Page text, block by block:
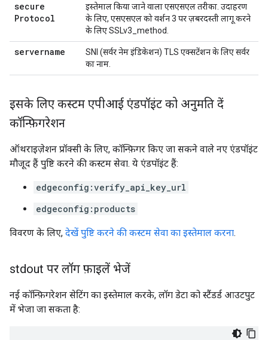
secure
Protocol
इस्तेमाल किया जाने वाला एसएसएल तरीका. उदाहरण
के लिए, एसएसएल को वर्शन 3 पर ज़बरदस्ती लागू करने
के लिए SSLv3_method.
servername
SNI (सर्वर नेम इंडिकेशन) TLS एक्सटेंशन के लिए सर्वर
का नाम.
इसके लिए कस्टम एपीआई एंडपॉइंट को अनुमति दें
कॉन्फ़िगरेशन
ऑथराइज़ेशन प्रॉक्सी के लिए, कॉन्फ़िगर किए जा सकने वाले नए एंडपॉइंट
मौजूद हैं पुष्टि करने की कस्टम सेवा. ये एंडपॉइंट हैं:
edgeconfig:verify_api_key_url
edgeconfig:products
विवरण के लिए, देखें पुष्टि करने की कस्टम सेवा का इस्तेमाल करना.
stdout पर लॉग फ़ाइलें भेजें
नई कॉन्फ़िगरेशन सेटिंग का इस्तेमाल करके, लॉग डेटा को स्टैंडर्ड आउटपुट
में भेजा जा सकता है: